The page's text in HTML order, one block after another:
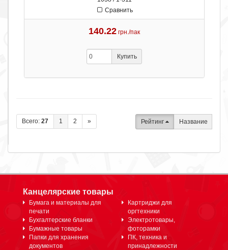
Сравнить
140.22 грн./пак
Купить
Всего: 27 1 2 » Рейтинг Название
Канцелярские товары
Бумага и материалы для
печати
Бухгалтерские бланки
Бумажные товары
Папки для хранения
документов
Картриджи для
оргтехники
Электротовары,
фоторамки
ПК, техника и
принадлежности